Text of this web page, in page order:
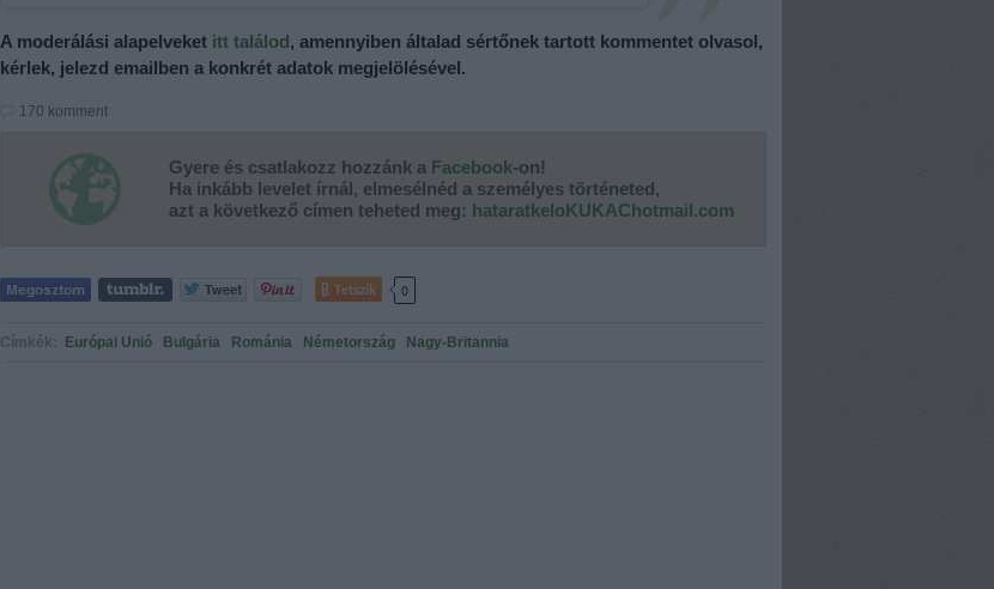
A moderálási alapelveket itt találod, amennyiben általad sértőnek tartott kommentet olvasol,
kérlek, jelezd emailben a konkrét adatok megjelölésével.
170 komment
Gyere és csatlakozz hozzánk a Facebook-on!
Ha inkább levelet írnál, elmesélnéd a személyes történeted,
azt a következő címen teheted meg: hataratkeloKUKAChotmail.com
Tetszik 0
Címkék: Európai Unió Bulgária Románia Németország Nagy-Britannia